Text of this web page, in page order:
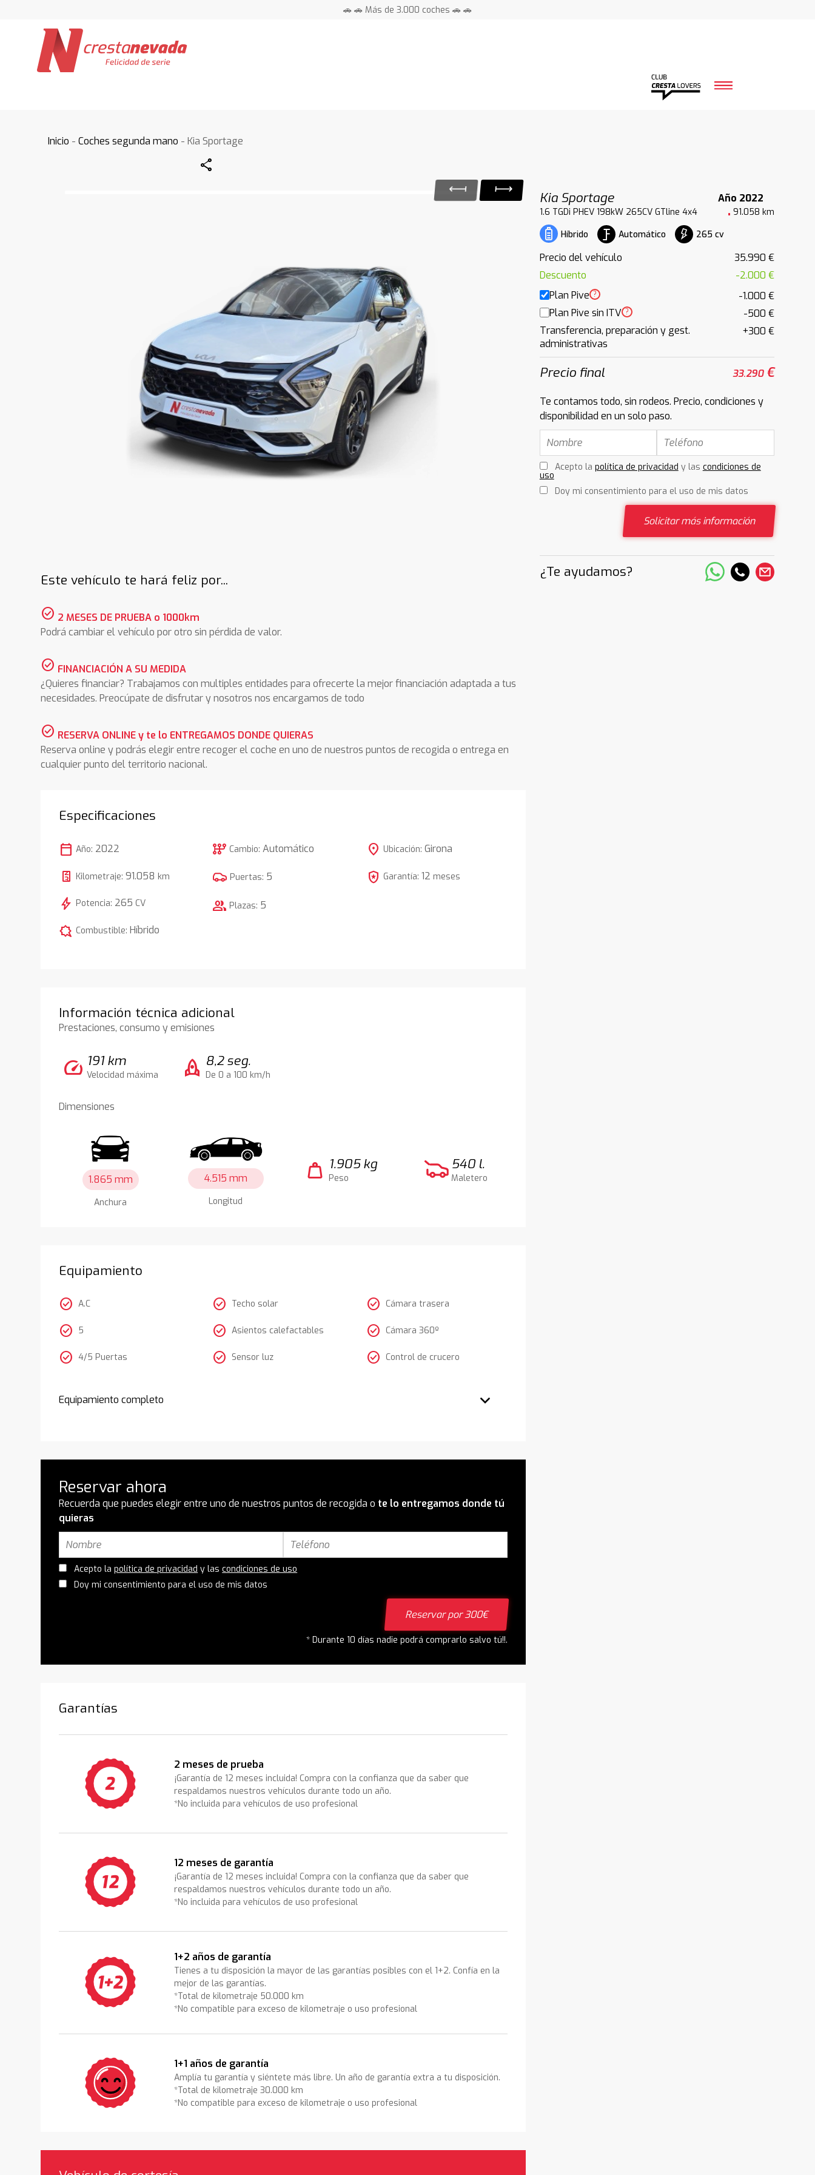
🚗 🚗 Más de 3.000 coches 🚗 🚗
Inicio -Coches segunda mano - Kia Sportage
Share
Kia Sportage
Año 2022
1.6 TGDi PHEV 198kW 265CV GTline 4x4
91.058 km
Híbrido
Automático 265 cv
Precio del vehículo
35.990 €
Descuento
-2.000 €
Plan Pive ?
-1.000 €
Plan Pive sin ITV ?
-500 €
Transferencia, preparación y gest.
administrativas
+300 €
Precio final 33.290€
Te contamos todo, sin rodeos. Precio, condiciones y
disponibilidad en un solo paso.
Acepto la política de privacidad y las condiciones de
uso
Doy mi consentimiento para el uso de mis datos
Solicitar más información
¿Te ayudamos?
Este vehículo te hará feliz por...
check_circle 2 MESES DE PRUEBA o 1000km
Podrá cambiar el vehículo por otro sin pérdida de valor.
check_circle FINANCIACIÓN A SU MEDIDA
¿Quieres financiar? Trabajamos con multiples entidades para ofrecerte la mejor financiación adaptada a tus
necesidades. Preocúpate de disfrutar y nosotros nos encargamos de todo
check_circle RESERVA ONLINE y te lo ENTREGAMOS DONDE QUIERAS
Reserva online y podrás elegir entre recoger el coche en uno de nuestros puntos de recogida o entrega en
cualquier punto del territorio nacional.
Especificaciones
calendar_today Año: 2022
Kilometraje:91.058 km
bolt Potencia: 265 CV
comic_bubble Combustible:Híbrido
auto_transmission Cambio:Automático
Puertas: 5
group Plazas: 5
location_on Ubicación: Girona
local_police Garantía: 12 meses
Información técnica adicional
Prestaciones, consumo y emisiones
speed 191 km
Velocidad máxima rocket 8,2 seg.
De 0 a 100 km/h
Dimensiones
1.865 mm
Anchura
4.515 mm
Longitud
weight 1.905 kg
Peso
540 l.
Maletero
Equipamiento
check_circle A.C
check_circle 5
check_circle 4/5 Puertas
check_circle Techo solar
check_circle Asientos calefactables
check_circle Sensor luz
check_circle Cámara trasera
check_circle Cámara 360º
check_circle Control de crucero
Equipamiento completo
Reservar ahora
Recuerda que puedes elegir entre uno de nuestros puntos de recogida o te lo entregamos donde tú
quieras
Acepto lapolítica de privacidad y lascondiciones de uso
Doy mi consentimiento para el uso de mis datos
Reservar por 300€
* Durante 10 días nadie podrá comprarlo salvo tú!!.
Garantías
2 meses de prueba
¡Garantía de 12 meses incluida! Compra con la confianza que da saber que
respaldamos nuestros vehículos durante todo un año.
*No incluida para vehículos de uso profesional
12 meses de garantía
¡Garantía de 12 meses incluida! Compra con la confianza que da saber que
respaldamos nuestros vehículos durante todo un año.
*No incluida para vehículos de uso profesional
1+2 años de garantía
Tienes a tu disposición la mayor de las garantías posibles con el 1+2. Confía en la
mejor de las garantías.
*Total de kilometraje 50.000 km
*No compatible para exceso de kilometraje o uso profesional
1+1 años de garantía
Amplía tu garantía y siéntete más libre. Un año de garantía extra a tu disposición.
*Total de kilometraje 30.000 km
*No compatible para exceso de kilometraje o uso profesional